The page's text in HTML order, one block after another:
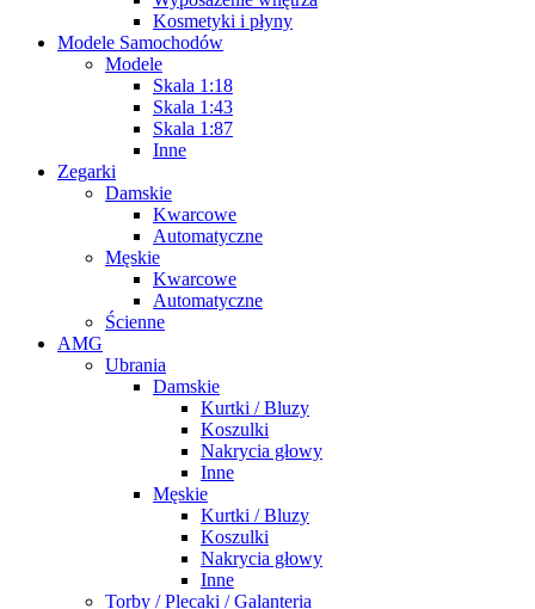
Kosmetyki i płyny
Modele Samochodów
Modele
Skala 1:18
Skala 1:43
Skala 1:87
Inne
Zegarki
Damskie
Kwarcowe
Automatyczne
Męskie
Kwarcowe
Automatyczne
Ścienne
AMG
Ubrania
Damskie
Kurtki / Bluzy
Koszulki
Nakrycia głowy
Inne
Męskie
Kurtki / Bluzy
Koszulki
Nakrycia głowy
Inne
Torby / Plecaki / Galanteria